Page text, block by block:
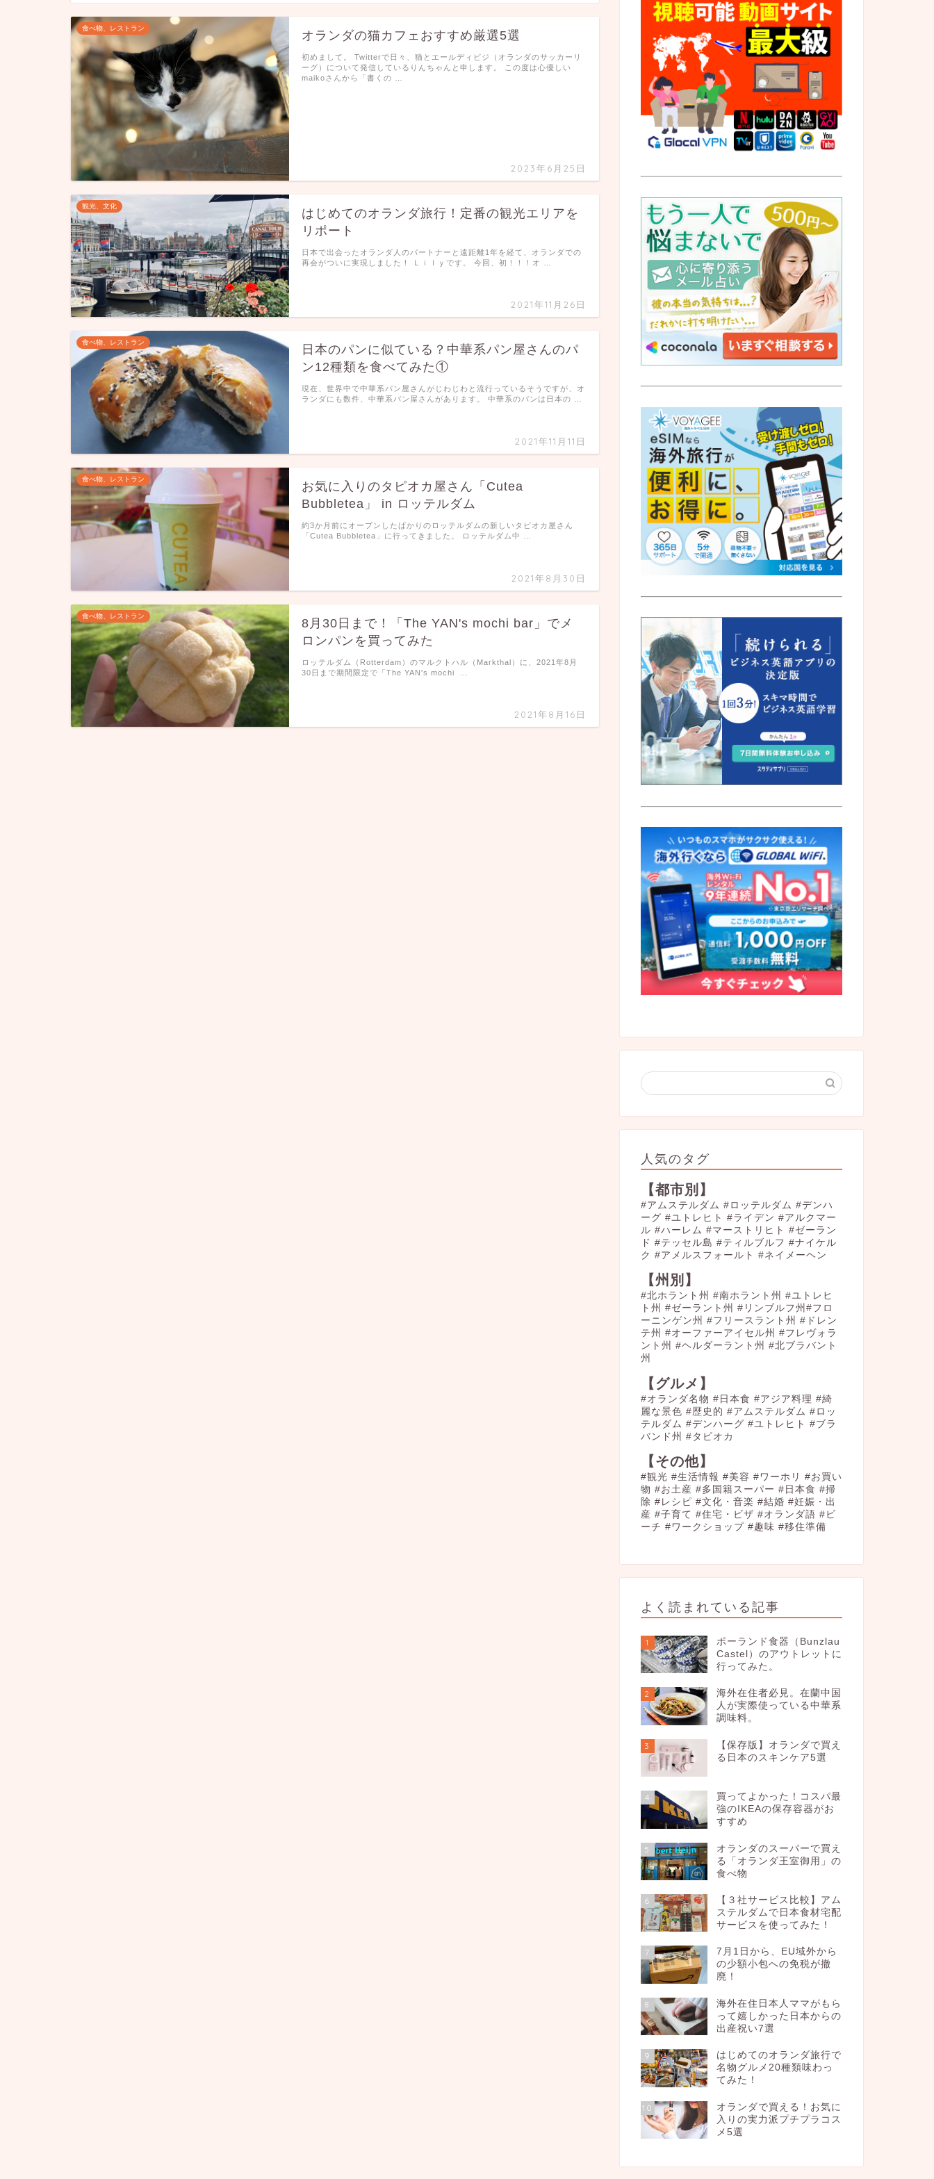
食べ物、レストラン
オランダの猫カフェおすすめ厳選5選
2023年6月25日
初めまして。 Twitterで日々、猫とエールディビジ（オランダのサッカーリ
ーグ）について発信しているりんちゃんと申します。 この度は心優しい
maikoさんから「書くの …
観光、文化
はじめてのオランダ旅行！定番の観光エリアを
リポート
2021年11月26日
日本で出会ったオランダ人のパートナーと遠距離1年を経て、オランダでの
再会がついに実現しました！ Ｌｉｌｙです。 今回、初！！！オ …
食べ物、レストラン
日本のパンに似ている？中華系パン屋さんのパ
ン12種類を食べてみた①
2021年11月11日
現在、世界中で中華系パン屋さんがじわじわと流行っているそうですが、オ
ランダにも数件、中華系パン屋さんがあります。 中華系のパンは日本の …
食べ物、レストラン
お気に入りのタピオカ屋さん「Cutea
Bubbletea」 in ロッテルダム
2021年8月30日
約3か月前にオープンしたばかりのロッテルダムの新しいタピオカ屋さん
「Cutea Bubbletea」に行ってきました。 ロッテルダム中 …
食べ物、レストラン
8月30日まで！「The YAN's mochi bar」でメ
ロンパンを買ってみた
2021年8月16日
ロッテルダム（Rotterdam）のマルクトハル（Markthal）に、2021年8月
30日まで期間限定で「The YAN's mochi …
人気のタグ
【都市別】
#アムステルダム #ロッテルダム #デンハ
ーグ #ユトレヒト #ライデン #アルクマー
ル #ハーレム #マーストリヒト #ゼーラン
ド #テッセル島 #ティルブルフ #ナイケル
ク #アメルスフォールト #ネイメーヘン
【州別】
#北ホラント州 #南ホラント州 #ユトレヒ
ト州 #ゼーラント州 #リンブルフ州#フロ
ーニンゲン州 #フリースラント州 #ドレン
テ州 #オーファーアイセル州 #フレヴォラ
ント州 #ヘルダーラント州 #北ブラバント
州
【グルメ】
#オランダ名物 #日本食 #アジア料理 #綺
麗な景色 #歴史的 #アムステルダム #ロッ
テルダム #デンハーグ #ユトレヒト #ブラ
バンド州 #タピオカ
【その他】
#観光 #生活情報 #美容 #ワーホリ #お買い
物 #お土産 #多国籍スーパー #日本食 #掃
除 #レシピ #文化・音楽 #結婚 #妊娠・出
産 #子育て #住宅・ビザ #オランダ語 #ビ
ーチ #ワークショップ #趣味 #移住準備
よく読まれている記事
1
ポーランド食器（Bunzlau
Castel）のアウトレットに
行ってみた。
2
海外在住者必見。在蘭中国
人が実際使っている中華系
調味料。
3
【保存版】オランダで買え
る日本のスキンケア5選
4
買ってよかった！コスパ最
強のIKEAの保存容器がお
すすめ
5
オランダのスーパーで買え
る「オランダ王室御用」の
食べ物
6
【３社サービス比較】アム
ステルダムで日本食材宅配
サービスを使ってみた！
7
7月1日から、EU域外から
の少額小包への免税が撤
廃！
8
海外在住日本人ママがもら
って嬉しかった日本からの
出産祝い7選
9
はじめてのオランダ旅行で
名物グルメ20種類味わっ
てみた！
10
オランダで買える！お気に
入りの実力派プチプラコス
メ5選